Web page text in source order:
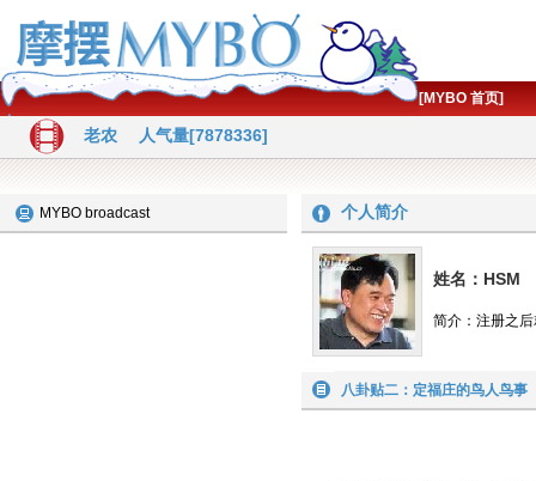
[MYBO 首页]
老农 人气量[7878336]
MYBO broadcast 个人简介
姓名：HSM
简介：注册之
八卦贴二：定福庄的鸟人鸟事